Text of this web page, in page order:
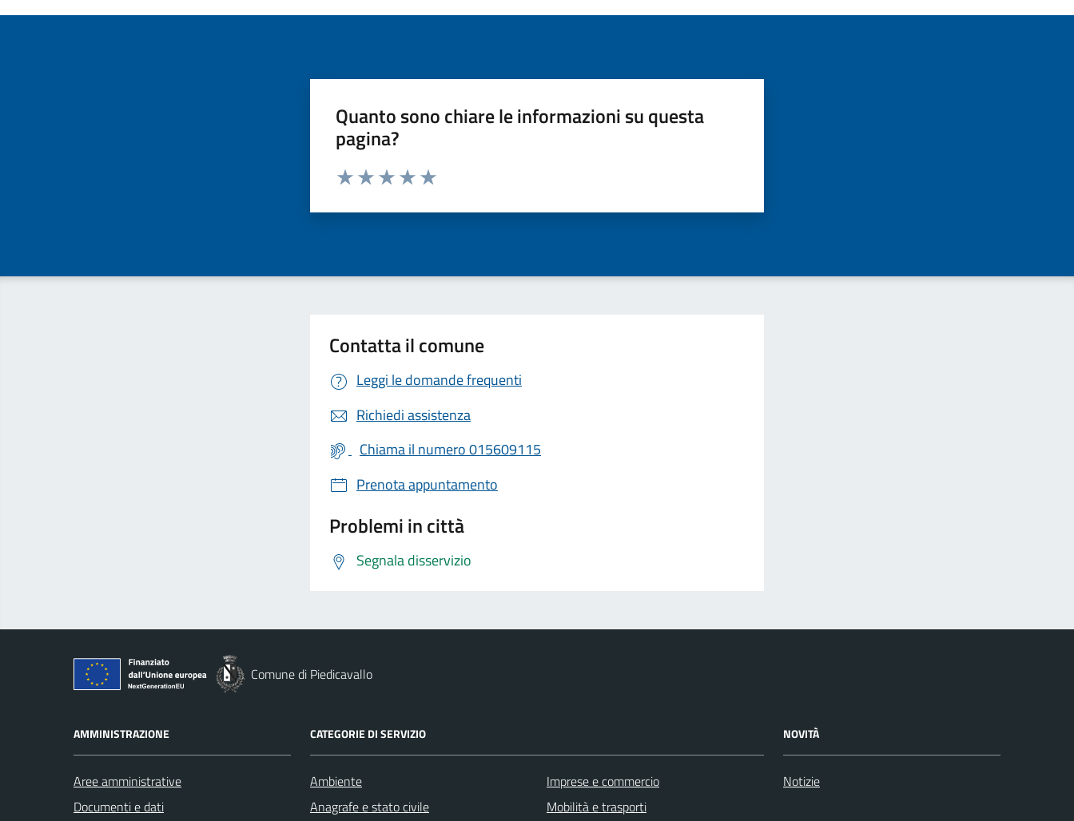
Quanto sono chiare le informazioni su questa
pagina?
Valuta da 1 a 5 stelle la pagina
Contatta il comune
Leggi le domande frequenti
Richiedi assistenza
Chiama il numero 015609115
Prenota appuntamento
Problemi in città
Segnala disservizio
Comune di Piedicavallo
AMMINISTRAZIONE
Aree amministrative
Documenti e dati
CATEGORIE DI SERVIZIO
Ambiente
Anagrafe e stato civile
Imprese e commercio
Mobilità e trasporti
NOVITÀ
Notizie